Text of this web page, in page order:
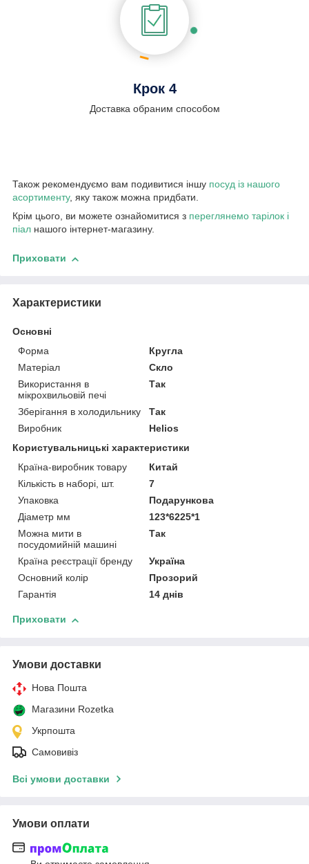
Крок 4
Доставка обраним способом
Також рекомендуємо вам подивитися іншу посуд із нашого
асортименту, яку також можна придбати.
Крім цього, ви можете ознайомитися з переглянемо тарілок і
піал нашого інтернет-магазину.
Приховати
Характеристики
Основні
Форма
Кругла
Матеріал
Скло
Використання в
мікрохвильовій печі
Так
Зберігання в холодильнику
Так
Виробник
Helios
Користувальницькі характеристики
Країна-виробник товару
Китай
Кількість в наборі, шт.
7
Упаковка
Подарункова
Діаметр мм
123*6225*1
Можна мити в
посудомийній машині
Так
Країна реєстрації бренду
Україна
Основний колір
Прозорий
Гарантія
14 днів
Приховати
Умови доставки
Нова Пошта
Магазини Rozetka
Укрпошта
Самовивіз
Всі умови доставки
Умови оплати